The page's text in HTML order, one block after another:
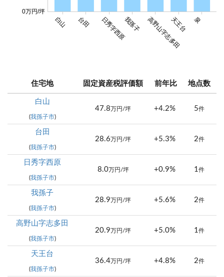
白山 台田 日秀字西原我孫子 高野山字志多田
天王台 泉
0万円/坪
住宅地 固定資産税評価額 前年比 地点数
白山
(我孫子市)
47.8 万円/坪 +4.2% 5件
台田
(我孫子市)
28.6 万円/坪 +5.3% 2件
日秀字西原
(我孫子市)
8.0万円/坪 +0.9% 1件
我孫子
(我孫子市)
28.9 万円/坪 +5.6% 2件
高野山字志多田
(我孫子市)
20.9 万円/坪 +5.0% 1件
天王台
(我孫子市)
36.4万円/坪 +4.8% 2件